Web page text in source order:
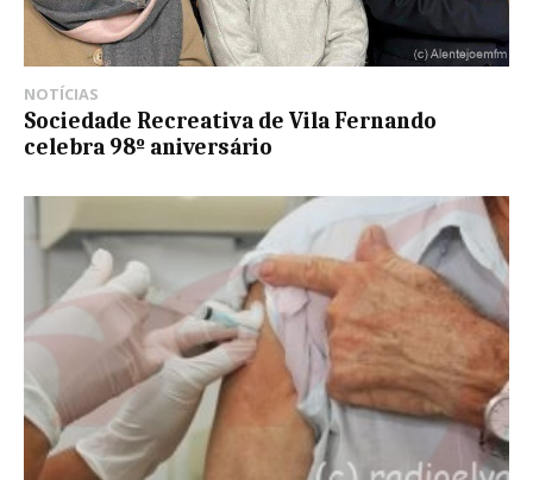
NOTÍCIAS
Sociedade Recreativa de Vila Fernando
celebra 98º aniversário